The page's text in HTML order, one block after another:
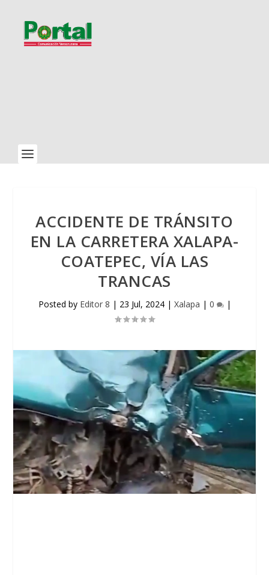
ACCIDENTE DE TRÁNSITO
EN LA CARRETERA XALAPA-
COATEPEC, VÍA LAS
TRANCAS
Posted by Editor 8 | 23 Jul, 2024| Xalapa | 0 |